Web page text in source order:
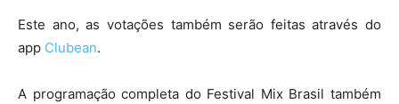
Este ano, as votações também serão feitas através do
app Clubean.
A programação completa do Festival Mix Brasil também